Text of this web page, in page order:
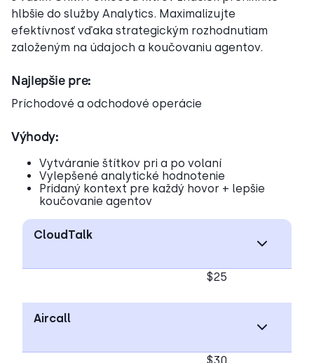
hlbšie do služby Analytics. Maximalizujte
efektívnosť vďaka strategickým rozhodnutiam
založeným na údajoch a koučovaniu agentov.
Najlepšie pre:
Príchodové a odchodové operácie
Výhody:
Vytváranie štítkov pri a po volaní
Vylepšené analytické hodnotenie
Pridaný kontext pre každý hovor + lepšie
koučovanie agentov
CloudTalk
$25
Aircall